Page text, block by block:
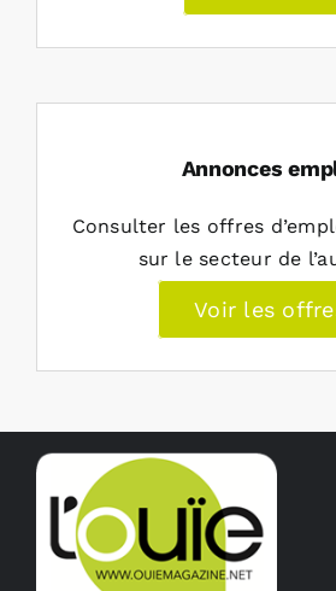
Annonces
Consulter les offres
sur le secteur de
Voir les